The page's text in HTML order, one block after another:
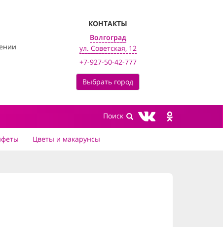
КОНТАКТЫ
Волгоград
ул. Советская, 12
+7-927-50-42-777
Выбрать город
Цветы и макарунсы